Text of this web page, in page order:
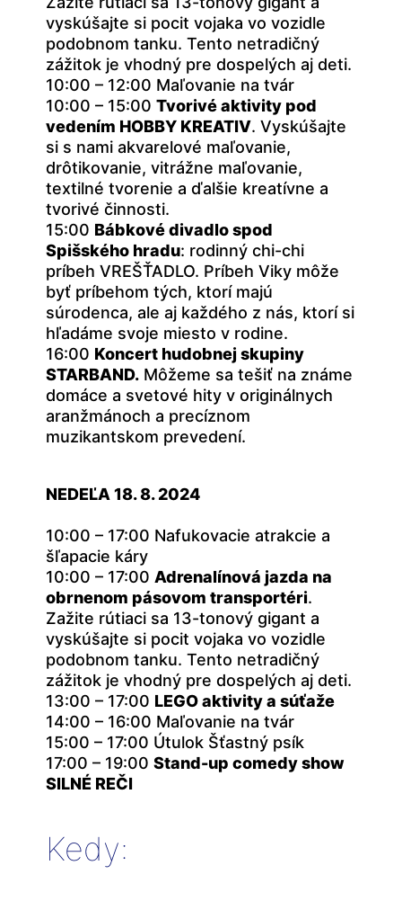
vyskúšajte si pocit vojaka vo vozidle
podobnom tanku. Tento netradičný
zážitok je vhodný pre dospelých aj deti.
10:00 – 12:00 Maľovanie na tvár
10:00 – 15:00Tvorivé aktivity pod
vedením HOBBY KREATIV. Vyskúšajte
si s nami akvarelové maľovanie,
drôtikovanie, vitrážne maľovanie,
textilné tvorenie a ďalšie kreatívne a
tvorivé činnosti.
15:00 Bábkové divadlo spod
Spišského hradu: rodinný chi-chi
príbeh VREŠŤADLO. Príbeh Viky môže
byť príbehom tých, ktorí majú
súrodenca, ale aj každého z nás, ktorí si
hľadáme svoje miesto v rodine.
16:00 Koncert hudobnej skupiny
STARBAND. Môžeme sa tešiť na známe
domáce a svetové hity v originálnych
aranžmánoch a precíznom
muzikantskom prevedení.
NEDEĽA 18. 8. 2024
10:00 – 17:00 Nafukovacie atrakcie a
šľapacie káry
10:00 – 17:00 Adrenalínová jazda na
obrnenom pásovom transportéri.
Zažite rútiaci sa 13-tonový gigant a
vyskúšajte si pocit vojaka vo vozidle
podobnom tanku. Tento netradičný
zážitok je vhodný pre dospelých aj deti.
13:00 – 17:00 LEGO aktivity a súťaže
14:00 – 16:00 Maľovanie na tvár
15:00 – 17:00 Útulok Šťastný psík
17:00 – 19:00Stand-up comedy show
SILNÉ REČI
Kedy: